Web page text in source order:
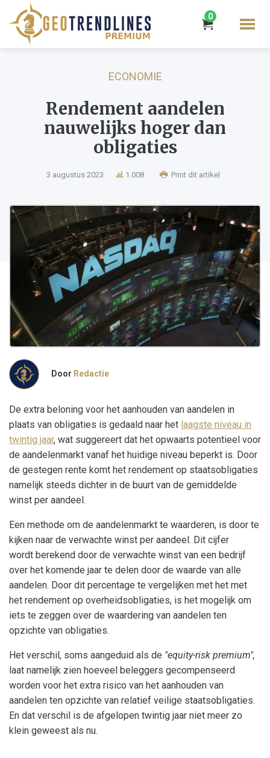
0
ECONOMIE
Rendement aandelen
nauwelijks hoger dan
obligaties
3 augustus 2023 1.008 Print dit artikel
Door Redactie
De extra beloning voor het aanhouden van aandelen in
plaats van obligaties is gedaald naar het laagste niveau in
twintig jaar, wat suggereert dat het opwaarts potentieel voor
de aandelenmarkt vanaf het huidige niveau beperkt is. Door
de gestegen rente komt het rendement op staatsobligaties
namelijk steeds dichter in de buurt van de gemiddelde
winst per aandeel.
Een methode om de aandelenmarkt te waarderen, is door te
kijken naar de verwachte winst per aandeel. Dit cijfer
wordt berekend door de verwachte winst van een bedrijf
over het komende jaar te delen door de waarde van alle
aandelen. Door dit percentage te vergelijken met het met
het rendement op overheidsobligaties, is het mogelijk om
iets te zeggen over de waardering van aandelen ten
opzichte van obligaties.
Het verschil, soms aangeduid als de "equity-risk premium",
laat namelijk zien hoeveel beleggers gecompenseerd
worden voor het extra risico van het aanhouden van
aandelen ten opzichte van relatief veilige staatsobligaties.
En dat verschil is de afgelopen twintig jaar niet meer zo
klein geweest als nu.